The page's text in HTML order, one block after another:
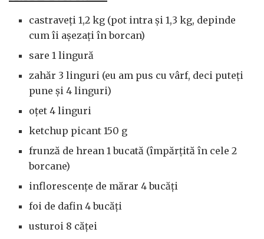
castraveți 1,2 kg (pot intra și 1,3 kg, depinde
cum îi așezați în borcan)
sare 1 lingură
zahăr 3 linguri (eu am pus cu vârf, deci puteți
pune și 4 linguri)
oțet 4 linguri
ketchup picant 150 g
frunză de hrean 1 bucată (împărțită în cele 2
borcane)
inflorescențe de mărar 4 bucăți
foi de dafin 4 bucăți
usturoi 8 căței